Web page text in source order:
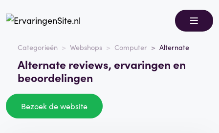
Categorieën Webshops Computer Alternate
Alternate reviews, ervaringen en
beoordelingen
Bezoek de website